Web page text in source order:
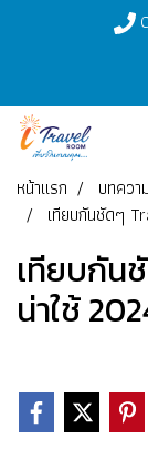
หน้าแรก บทคว
เทียบกันชัดๆ
เทียบกัน
น่าใช้